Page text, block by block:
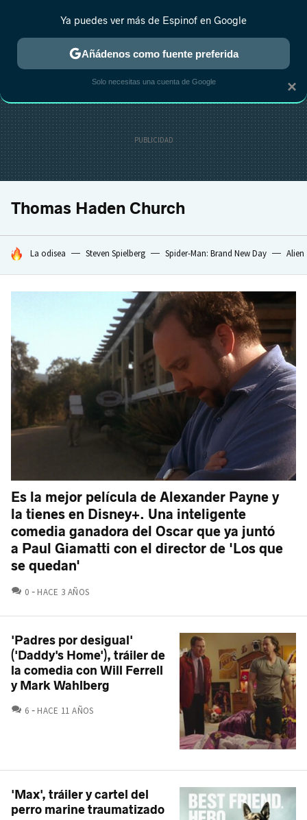
ESTRENOS REALITY ANIME RANKINGS CINE
Thomas Haden Church
HOY SE HABLA DE
La odisea Steven Spielberg Spider-Man: Brand New Day Alien
Es la mejor película de Alexander Payne y
la tienes en Disney+. Una inteligente
comedia ganadora del Oscar que ya juntó
a Paul Giamatti con el director de 'Los que
se quedan'
0 COMENTARIOS
HACE 3 AÑOS
'Padres por desigual'
('Daddy's Home'), tráiler de
la comedia con Will Ferrell
y Mark Wahlberg
6 COMENTARIOS
HACE 11 AÑOS
'Max', tráiler y cartel del
perro marine traumatizado
×
Ya puedes ver más de Espinof en Google
Añádenos como fuente preferida
Solo necesitas una cuenta de Google